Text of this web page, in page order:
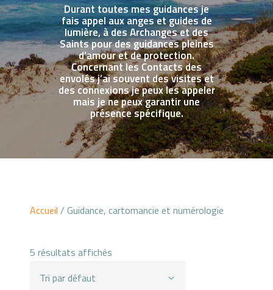
Durant toutes mes guidances je
fais appel aux anges et guides de
lumière, à des Archanges et des
Saints pour des guidances pleines
d’amour et de protection.
Concernant les Contacts des
envolés j’ai souvent des visites et
des connexions je peux les appeler
mais je ne peux garantir une
présence spécifique.
CYNTHIA
SOINS
GUIDANCES
FORMATIONS
Accueil / Guidance, cartomancie et numérologie
5 résultats affichés